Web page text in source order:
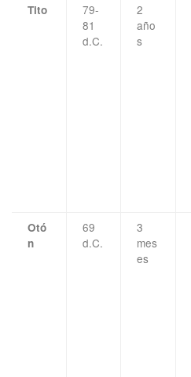
Tito
79-
81
d.C.
2
año
s
Otó
n
69
d.C.
3
mes
es